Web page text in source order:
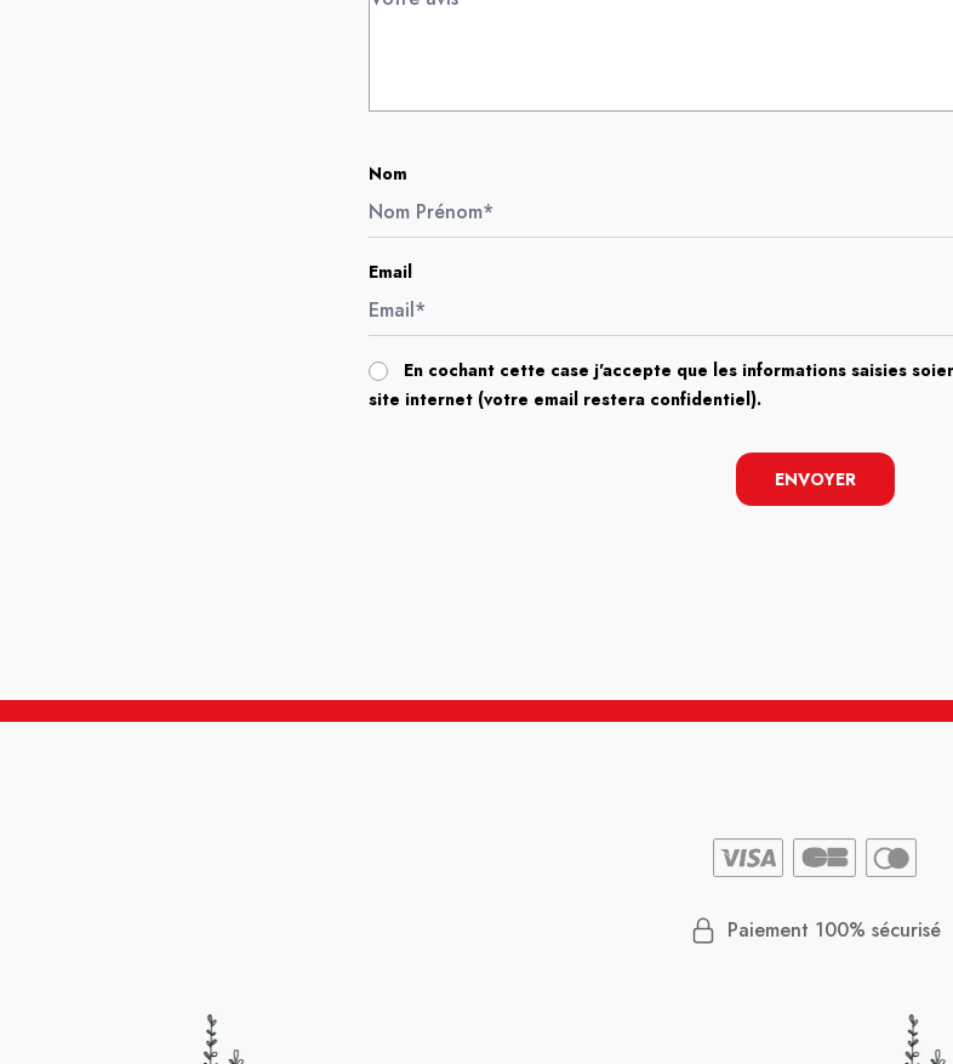
Nom
Email
En cochant cette case j'accepte que les informations saisies
site internet (votre email restera confidentiel).
ENVOYER
Paiement 100% sécurisé